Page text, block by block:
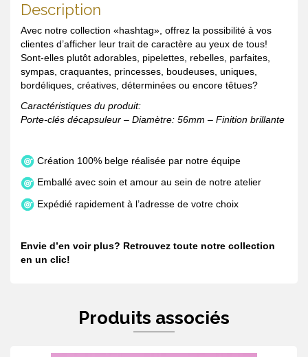
Description
Avec notre collection «hashtag», offrez la possibilité à vos
clientes d’afficher leur trait de caractère au yeux de tous!
Sont-elles plutôt adorables, pipelettes, rebelles, parfaites,
sympas, craquantes, princesses, boudeuses, uniques,
bordéliques, créatives, déterminées ou encore têtues?
Caractéristiques du produit:
Porte-clés décapsuleur – Diamètre: 56mm – Finition brillante
Création 100% belge réalisée par notre équipe
Emballé avec soin et amour au sein de notre atelier
Expédié rapidement à l’adresse de votre choix
Envie d’en voir plus? Retrouvez toute notre collection
en un clic!
Produits associés